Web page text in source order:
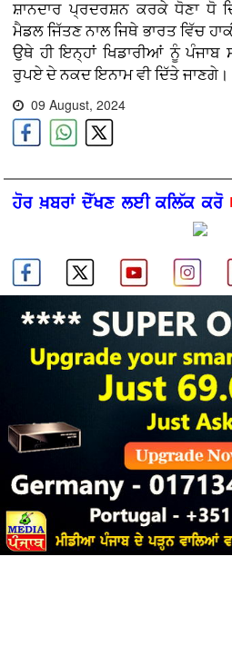
ਸ਼ਾਨਦਾਰ ਪ੍ਰਦਰਸ਼ਨ ਕਰਕੇ ਧੋਣਾ ਧੋ
ਮੈਡਲ ਜਿੱਤਣ ਨਾਲ ਜਿਥੇ ਭਾਰਤ ਵਿੱਚ
ਉਥੇ ਹੀ ਇਨ੍ਹਾਂ ਖਿਡਾਰੀਆਂ ਨੂੰ
ਰੁਪਏ ਦੇ ਨਕਦ ਇਨਾਮ ਵੀ ਦਿੱਤੇ ਜਾਣਗੇ।
09 August, 2024